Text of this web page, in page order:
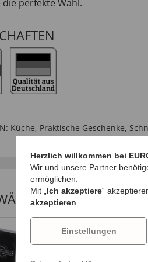
perfekte Wahl.
Küche, Praktische Geschenke,
Herzlich willkommen bei
Wir und unsere Partner
ermöglichen.
Mit „ Ich akzeptiere“
akzeptieren
Einstellungen